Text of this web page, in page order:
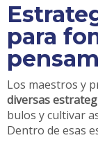
para
Los maestros y
diversas
bulos y cultivar
Dentro de esas